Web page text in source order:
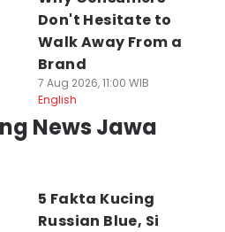
Don't Hesitate to
Walk Away From a
Brand
7 Aug 2026, 11:00 WIB
English
News Jawa
5 Fakta Kucing
Russian Blue, Si